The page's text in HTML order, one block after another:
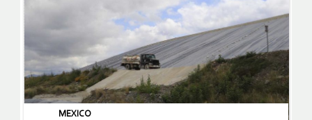
MEXICO